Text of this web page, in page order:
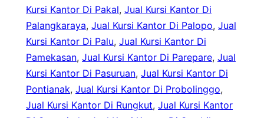
Kursi Kantor Di Pakal, Jual Kursi Kantor Di
Palangkaraya, Jual Kursi Kantor Di Palopo, Jual
Kursi Kantor Di Palu, Jual Kursi Kantor Di
Pamekasan, Jual Kursi Kantor Di Parepare, Jual
Kursi Kantor Di Pasuruan, Jual Kursi Kantor Di
Pontianak, Jual Kursi Kantor Di Probolinggo
Jual Kursi Kantor Di Rungkut, Jual Kursi Kantor